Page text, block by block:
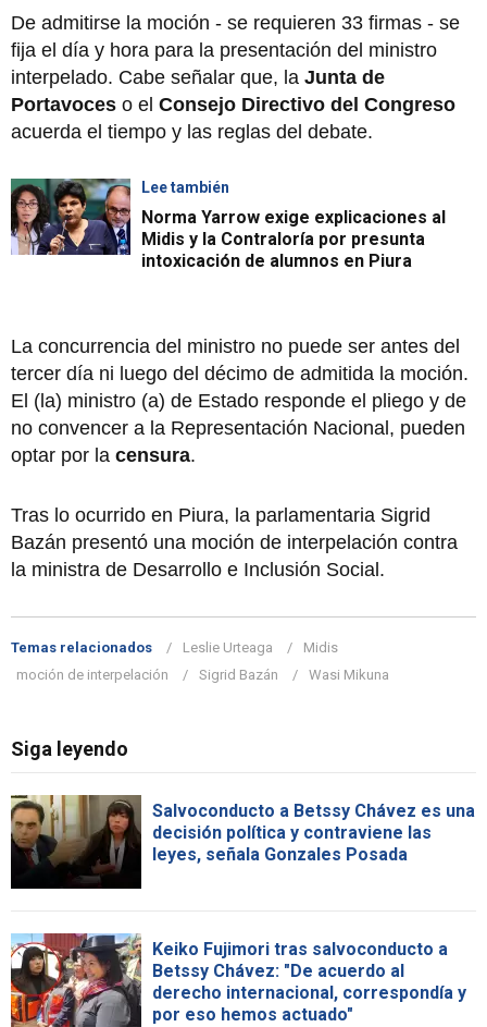
De admitirse la moción - se requieren 33 firmas - se
fija el día y hora para la presentación del ministro
interpelado. Cabe señalar que, la Junta de
Portavoces o el Consejo Directivo del Congreso
acuerda el tiempo y las reglas del debate.
Lee también
Norma Yarrow exige explicaciones al
Midis y la Contraloría por presunta
intoxicación de alumnos en Piura
La concurrencia del ministro no puede ser antes del
tercer día ni luego del décimo de admitida la moción.
El (la) ministro (a) de Estado responde el pliego y de
no convencer a la Representación Nacional, pueden
optar por la censura.
Tras lo ocurrido en Piura, la parlamentaria Sigrid
Bazán presentó una moción de interpelación contra
la ministra de Desarrollo e Inclusión Social.
Temas relacionados Leslie Urteaga
Midis
moción de interpelación
Sigrid Bazán Wasi Mikuna
Siga leyendo
Salvoconducto a Betssy Chávez es una
decisión política y contraviene las
leyes, señala Gonzales Posada
Keiko Fujimori tras salvoconducto a
Betssy Chávez: "De acuerdo al
derecho internacional, correspondía y
por eso hemos actuado"